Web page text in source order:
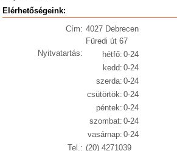
Elérhetőségeink:
Cím: 4027 Debrecen
Füredi út 67
Nyitvatartás:
hétfő: 0-24
kedd: 0-24
szerda: 0-24
csütörtök: 0-24
péntek: 0-24
szombat: 0-24
vasárnap: 0-24
Tel.: (20) 4271039